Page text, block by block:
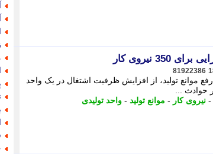
نیروی کار
81922386
موانع تولید، از افزایش ظرفیت اشتغال در یک واحد
- نیروی کار - موانع تولید - واحد تولیدی